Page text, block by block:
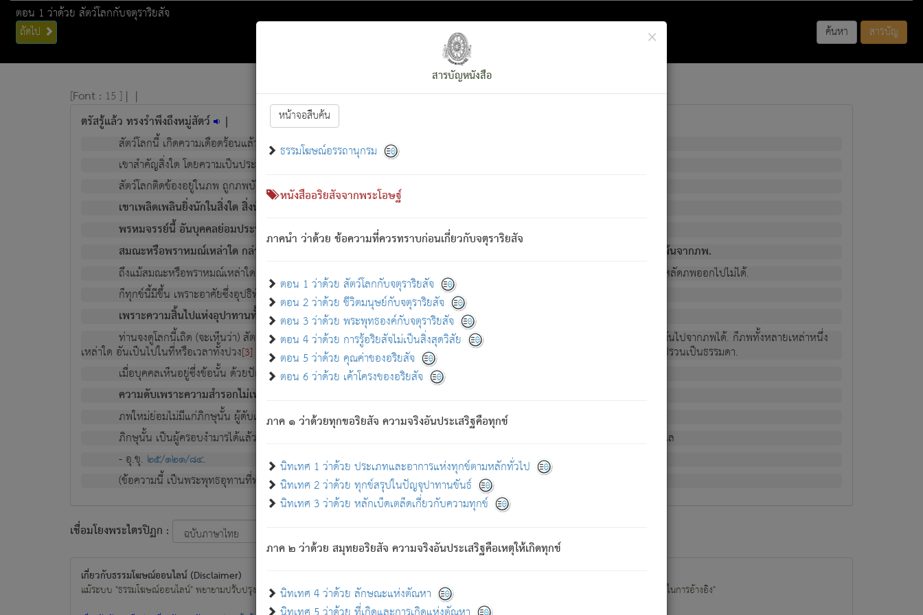
ตอน 1 ว่าด้วย สัตว์โลกกับจตุราริยสัจ
ถัดไป ค้นหา สารบัญ
×
สารบัญหนังสือ
หน้าจอสืบค้น
ธรรมโฆษณ์อรรถานุกรม
หนังสืออริยสัจจากพระโอษฐ์
ภาคนำ ว่าด้วย ข้อความที่ควรทราบก่อนเกี่ยวกับจตุราริยสัจ
ตอน 1 ว่าด้วย สัตว์โลกกับจตุราริยสัจ
ตอน 2 ว่าด้วย ชีวิตมนุษย์กับจตุราริยสัจ
ตอน 3 ว่าด้วย พระพุทธองค์กับจตุราริยสัจ
ตอน 4 ว่าด้วย การรู้อริยสัจไม่เป็นสิ่งสุดวิสัย
ตอน 5 ว่าด้วย คุณค่าของอริยสัจ
ตอน 6 ว่าด้วย เค้าโครงของอริยสัจ
ภาค ๑ ว่าด้วยทุกขอริยสัจ ความจริงอันประเสริฐคือทุกข์
นิทเทศ 1 ว่าด้วย ประเภทและอาการแห่งทุกข์ตามหลักทั่วไป
นิทเทศ 2 ว่าด้วย ทุกข์สรุปในปัญจุปาทานขันธ์
นิทเทศ 3 ว่าด้วย หลักเบ็ดเตล็ดเกี่ยวกับความทุกข์
ภาค ๒ ว่าด้วย สมุทยอริยสัจ ความจริงอันประเสริฐคือเหตุให้เกิดทุกข์
นิทเทศ 4 ว่าด้วย ลักษณะแห่งตัณหา
[Font : 15 ] | |
ตรัสรู้แล้ว ทรงรำพึงถึงหมู่สัตว์ |
สัตว์โลกนี้ เกิดความเดือดร้อนแล้ว มีผัสสะบังหน้า[1]ย่อมกล่าวซึ่งโรค (ความเสียดแทง) นั้นโดยความเป็นตัวเป็นตน
เขาสำคัญสิ่งใด โดยความเป็นประการใด แต่สิ่งนั้นย่อมเป็น (ตามที่เป็นจริง) โดยประการอื่นจากที่เขาสำคัญนั้น
สัตว์โลกติดข้องอยู่ในภพ ถูกภพบังหน้าแล้ว มีภพโดยความเป็นอย่างอื่น (จากที่มันเป็นอยู่จริง) จึงได้เพลิดเพลินยิ่งนักในภพนั้น
เขาเพลิดเพลินยิ่งนักในสิ่งใด สิ่งนั้นเป็นภัย (ที่เขาไม่รู้จัก) : เขากลัวต่อสิ่งใดสิ่งนั้นเป็นทุกข์
พรหมจรรย์นี้ อันบุคคลย่อมประพฤติ ก็เพื่อการละขาดซึ่งภพ.
สมณะหรือพราหมณ์เหล่าใด กล่าวความหลุดพ้นจากภพว่ามีได้เพราะภพ เรากล่าวว่า สมณะหรือพราหมณ์ทั้งปวงนั้น มิใช่ผู้หลดพ้นจากภพ.
ถึงแม้สมณะหรือพราหมณ์เหล่าใด กล่าวความออกไปได้จากภพ ว่ามีได้เพราะวิภพ[2]
: เรากล่าวว่า สมณะหรือพราหมณ์ทั้งปวงนั้น ก็ยังสลัดภพออกไปไม่ได้.
ก็ทุกข์นี้มีขึ้น เพราะอาศัยซึ่งอุปธิทั้งปวง.
เพราะความสิ้นไปแห่งอุปาทานทั้งปวง ความเกิดขึ้นแห่งทุกข์จึงไม่มี.
ท่านจงดูโลกนี้เถิด (จะเห็นว่า) สัตว์ทั้งหลายอันอวิชาหนาแน่นบังหนาแล้ว; และว่า สัตว์ผู้ยินดีในภพอันเป็นแล้วนั้น ย่อมไม่เป็นผู้หลุดพ้นไปจากภพได้. ก็ภพทั้งหลายเหล่าหนึ่ง
เหล่าใด อันเป็นไปในที่หรือเวลาทั้งปวง[3] เพื่อความมีแห่งประโยชน์โดยประการทั้งปวง; ภพทั้งหลายทั้งหมดนั้น ไม่เที่ยง เป็นทุกข์ มีความแปรปรวนเป็นธรรมดา.
เมื่อบุคคลเห็นอยู่ซึ่งข้อนั้น ด้วยปัญญาอันชอบตามที่เป็นจริงอย่างนี้อยู่; เขาย่อมละภวตัณหาได้ และไม่เพลิดเพลินวิภวตัณหาด้วย.
ความดับเพราะความสำรอกไม่เหลือ (แห่งภพทั้งหลาย) เพราะความสิ้นไปแห่งตัณหาโดยประการทั้งปวง นั้นคือนิพพาน.
ภพใหม่ย่อมไม่มีแก่ภิกษุนั้น ผู้ดับเย็นสนิทแล้ว เพราะไม่มีความยึดมั่น
ภิกษุนั้น เป็นผู้ครอบงำมารได้แล้ว ชนะสงครามแล้ว ก้าวล่วงภพทั้งหลายทั้งปวงได้แล้ว เป็นผู้คงที่ (คือไม่เปลี่ยนแปลงอีกต่อไป). ดังนี้แล
- อุ.ขุ.๒๕/๑๒๑/๘๔.
(ข้อความนี้ เป็นพระพุทธอุทานที่ทรงเปล่งออก ที่โคนต้นโพธิ์เป็นที่ตรัสรู้ เมื่อตรัสรู้แล้วได้ 7 วัน)
เชื่อมโยงพระไตรปิฏก :
เกี่ยวกับธรรมโฆษณ์ออนไลน์ (Disclaimer)
แม้ระบบ "ธรรมโฆษณ์ออนไลน์" พยายามปรับปรุงข้อมูลให้ถูกต้องมากที่สุด ผู้ศึกษาก็พึงตรวจสอบกับตัวเล่มหนังสือต้นฉบับ ที่มีการพิมพ์ครั้งล่าสุด ก่อนนำข้อมูลไปใช้ในการอ้างอิง"